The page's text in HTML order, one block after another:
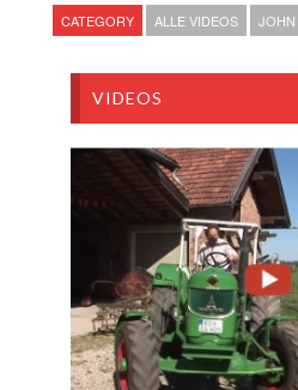
CATEGORY ALLE VIDEOS JOHN
VIDEOS